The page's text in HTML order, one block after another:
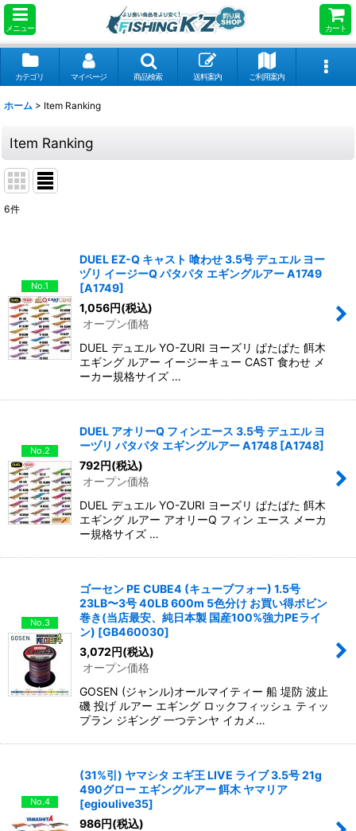
メニュー カート
カテゴリ マイページ 商品検索 送料案内 ご利用案内
ホーム > Item Ranking
Item Ranking
6件
No.1
DUEL EZ-Q キャスト 喰わせ 3.5号 デュエル ヨー
ヅリ イージーQ パタパタ エギングルアー A1749
[A1749]
1,056円(税込)
オープン価格
DUEL デュエル YO-ZURI ヨーズリ ぱたぱた 餌木
エギング ルアー イージーキュー CAST 食わせ メ
ーカー規格サイズ …
No.2
DUEL アオリーQ フィンエース 3.5号 デュエル ヨ
ーヅリ パタパタ エギングルアー A1748 [A1748]
792円(税込)
オープン価格
DUEL デュエル YO-ZURI ヨーズリ ぱたぱた 餌木
エギング ルアー アオリーQ フィン エース メーカ
ー規格サイズ …
No.3
ゴーセン PE CUBE4 (キューブフォー) 1.5号
23LB〜3号 40LB 600m 5色分け お買い得ボビン
巻き(当店最安、純日本製 国産100%強力PEライ
ン) [GB460030]
3,072円(税込)
オープン価格
GOSEN (ジャンル)オールマイティー 船 堤防 波止
磯 投げ ルアー エギング ロックフィッシュ ティッ
プラン ジギング 一つテンヤ イカメ…
No.4
(31%引) ヤマシタ エギ王 LIVE ライブ 3.5号 21g
490グロー エギングルアー 餌木 ヤマリア
[egioulive35]
986円(税込)